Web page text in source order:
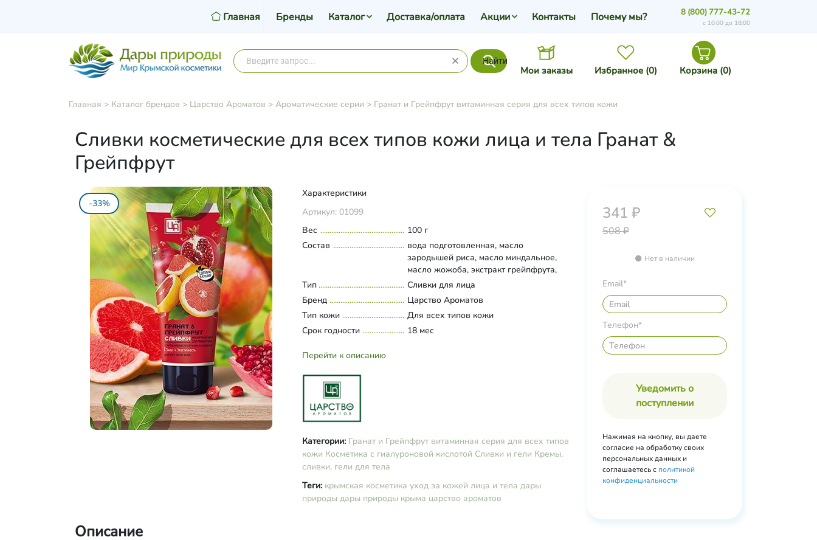
Найти
Мои заказы Избранное (0) Корзина (0)
Главная Бренды Каталог Доставка/оплата Акции Контакты Почему мы? 8 (800) 777-43-72
с 10:00 до 18:00
Главная > Каталог брендов > Царство Ароматов > Ароматические серии > Гранат и Грейпфрут витаминная серия для всех типов кожи
Сливки косметические для всех типов кожи лица и тела Гранат &
Грейпфрут
-33%
Характеристики
Артикул: 01099
Вес
100 г
Состав
вода подготовленная, масло
зародышей риса, масло миндальное,
масло жожоба, экстракт грейпфрута,
глицерин, масло примулы вечерней,
экстракт ромашки, аммониум
акрилоилдиметилтаурат, акриловый
сополимер, экстракт граната, масло
манго, кислота гиалуроновая, витамин-
Развернуть состав
Тип
Сливки для лица
Бренд
Царство Ароматов
Тип кожи
Для всех типов кожи
Срок годности
18 мес
Перейти к описанию
Категории: Гранат и Грейпфрут витаминная серия для всех типов
кожи Косметика с гиалуроновой кислотой Сливки и гели Кремы,
сливки, гели для тела
Теги: крымская косметика уход за кожей лица и тела дары
природы дары природы крыма царство ароматов
341 ₽
508 ₽
Нет в наличии
Email*
Телефон*
Уведомить о
поступлении
Нажимая на кнопку, вы даете
согласие на обработку своих
персональных данных и
соглашаетесь с политикой
конфиденциальности
Описание